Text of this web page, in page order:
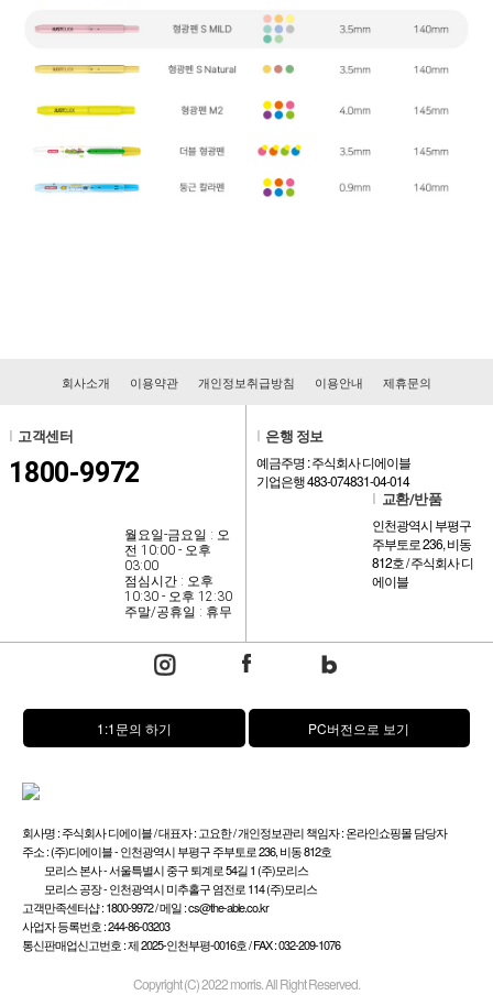
회사소개 이용약관 개인정보취급방침 이용안내 제휴문의
l 고객센터
1800-9972
월요일-금요일 : 오
전 10:00 - 오후
03:00
점심시간 : 오후
10:30 - 오후 12:30
주말/공휴일 : 휴무
l 은행 정보
예금주명 : 주식회사 디에이블
기업은행 483-074831-04-014
l 교환/반품
인천광역시 부평구
주부토로 236, 비동
812호 / 주식회사 디
에이블
1:1문의 하기 PC버전으로 보기
회사명 : 주식회사 디에이블 / 대표자 : 고요한 / 개인정보관리 책임자 : 온라인쇼핑몰 담당자
주소 : (주)디에이블 - 인천광역시 부평구 주부토로 236, 비동 812호
모리스 본사 - 서울특별시 중구 퇴계로 54길 1 (주)모리스
모리스 공장 - 인천광역시 미추홀구 염전로 114 (주)모리스
고객만족센터샵 : 1800-9972 / 메일 : cs@the-able.co.kr
사업자 등록번호 : 244-86-03203
통신판매업신고번호 : 제 2025-인천부평-0016호 / FAX : 032-209-1076
Copyright (C) 2022 morris. All Right Reserved.